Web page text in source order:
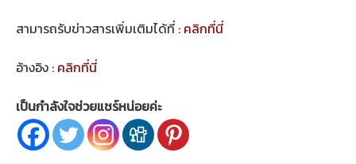
สามารถรับข่าวสารเพิ่มเติมได้ที่ : คลิกที่นี่
อ้างอิง : คลิกที่นี่
เป็นกำลังใจช่วยแชร์หน่อยค่ะ